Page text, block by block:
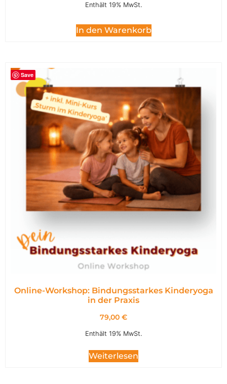
Enthält 19% MwSt.
In den Warenkorb
Save
Online-Workshop: Bindungsstarkes Kinderyoga
in der Praxis
79,00 €
Enthält 19% MwSt.
Weiterlesen